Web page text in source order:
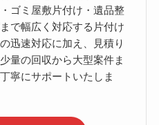
ゴミ屋敷片付け・遺品整
で幅広く対応する片付け
迅速対応に加え、見積り
量の回収から大型案件ま
寧にサポートいたしま